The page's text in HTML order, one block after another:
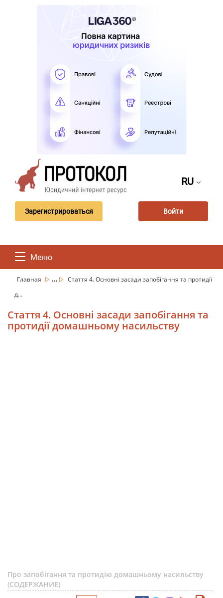
RU
Зарегистрироваться Войти
Меню
Главная ...
Стаття 4. Основні засади запобігання та протидії
д...
Стаття 4. Основні засади запобігання та
протидії домашньому насильству
Про запобігання та протидію домашньому насильству
(СОДЕРЖАНИЕ)